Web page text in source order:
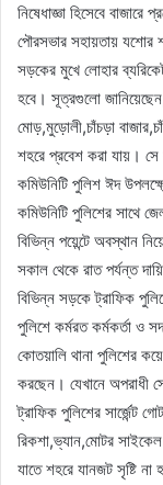
নিষেধাজ্ঞা হিসেবে
পৌরসভার সহায়তায় যশোর
সড়কের মুখে লোহার
হবে। সূত্রগুলো
মোড়,মুড়োলী,চাঁচড়া
শহরে প্রবেশ করা যায়। সে
কমিউনিটি পুলিশ ঈদ
কমিউনিটি পুলিশের সাথে
বিভিন্ন পয়েন্টে অবস্থান
সকাল থেকে রাত পর্যন্ত
বিভিন্ন সড়কে ট্রাফিক
পুলিশে কর্মরত কর্মকর্তা ও
কোতয়ালি থানা পুলিশের
করছেন। যেখানে অপরাধী
ট্রাফিক পুলিশের সার্জেন্ট
রিকশা,ভ্যান,মোটর
যাতে শহরে যানজট সৃষ্টি